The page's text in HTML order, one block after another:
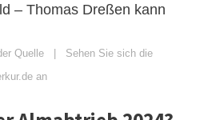
– Thomas Dreßen kann
Quelle | Sehen Sie sich die
an